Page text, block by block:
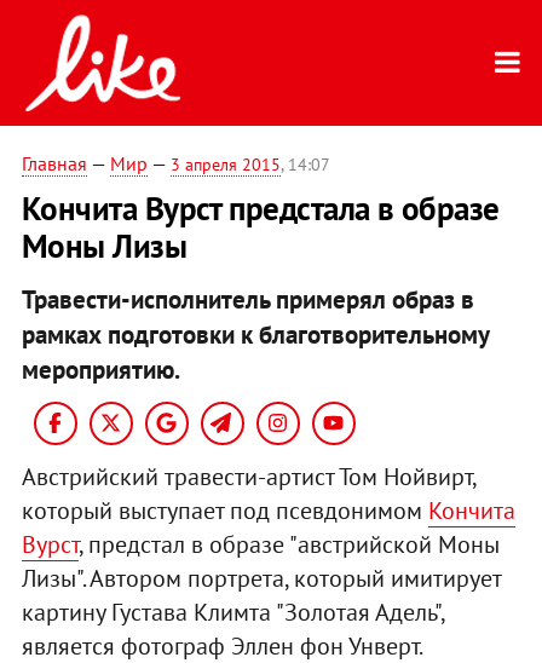
Главная — Мир — 3 апреля 2015, 14:07
Кончита Вурст предстала в образе
Моны Лизы
Травести-исполнитель примерял образ в
рамках подготовки к благотворительному
мероприятию.
Австрийский травести-артист Том Нойвирт,
который выступает под псевдонимом Кончита
Вурст, предстал в образе "австрийской Моны
Лизы". Автором портрета, который имитирует
картину Густава Климта "Золотая Адель",
является фотограф Эллен фон Унверт.